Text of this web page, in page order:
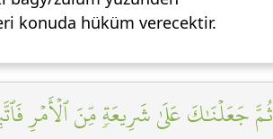
konuda hüküm verecektir.
ثُمَّ جَعَلۡنَٰكَ عَلَىٰ شَرِيعَةٖ مِّنَ ٱلۡأَمۡرِ